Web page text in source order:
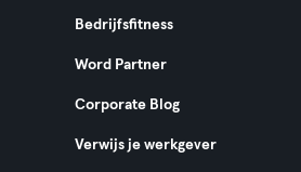
Bedrijfsfitness
Word Partner
Corporate Blog
Verwijs je werkgever